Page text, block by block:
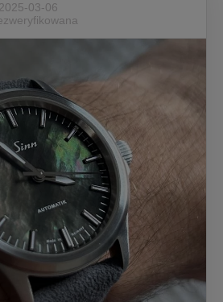
03-06